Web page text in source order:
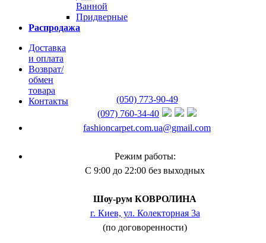
Ванной
Придверные
Распродажа
Доставка
и оплата
Возврат/
обмен
товара
Контакты
(050) 773-90-49
(097) 760-34-40
fashioncarpet.com.ua@gmail.com
Режим работы:
С 9:00 до 22:00 без выходных
Шоу-рум КОВРОЛИНА
г. Киев, ул. Колекторная 3а
(по договоренности)